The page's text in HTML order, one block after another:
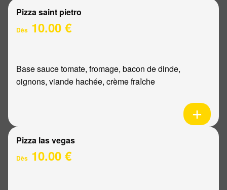
Pizza saint pietro
Dès 10.00 €
Base sauce tomate, fromage, bacon de dinde,
oignons, viande hachée, crème fraîche
Pizza las vegas
Dès 10.00 €